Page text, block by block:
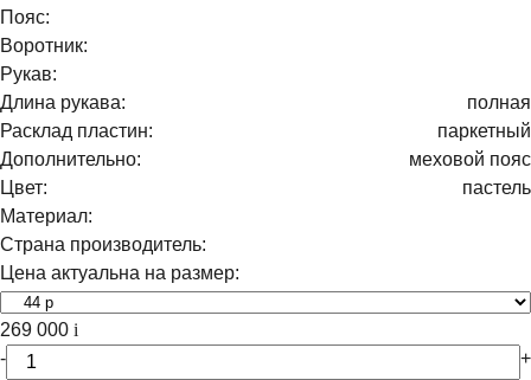
Пояс:
Воротник:
Рукав:
Длина рукава:
полная
Расклад пластин:
паркетный
Дополнительно:
меховой пояс
Цвет:
пастель
Материал:
Страна производитель:
Цена актуальна на размер:
269 000 i
-
+